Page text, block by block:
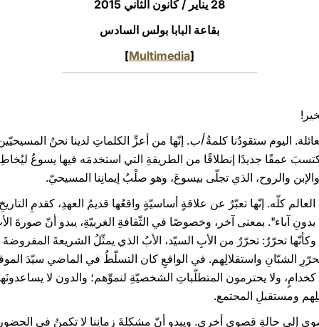
28 يناير / كانون الثاني 2015
بقاعة البابا بولس السادس
[
Multimedia
]
اليوم ستقودُنا كلمةُأب. إنّها من أعزِّ الكلماتِ لدينا نحنُ
عمقًا جديدًا إنطلاقًا من الطريقةِ التي استخدمَه فيها يسوعُ
والروح، الذي تجلّى بيسوعَ، وهو صلْبُ إيمانِنا المسيحيّ.
كلّه. إنّها تعبّرُ عن علاقةٍ أساسيّةٍ واقعُها قديمُ العهدِ، كقدمِ
آباء". بمعنى آخر، وخصوصًا في الثّقافةِ الغربيّةِ، يبدو أنّ صورةَ
تحرّرٌ: تحرّرٌ من الأبِ السيّد، الأبُ الذي يمثّلُ الشريعةَ
الشبّانِ واستقلالِهم. في الواقعِ كان التسلّطُ في الماضي سيّدَ
كخدامٍ، ولا يحترمون المتطلّباتِ الشخصيّةِ لنموِّهم؛ والدون لا
ومستقبلِ المجتمع.
إلى حالةٍ قصوى أخرى. ويبدو أنّ مشكلةَ زمانِنا لا تكمنُ في الحضورِ